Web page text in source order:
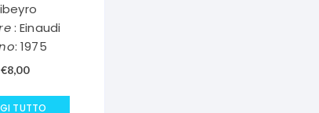
: Einaudi
: 1975
€8,00
TUTTO